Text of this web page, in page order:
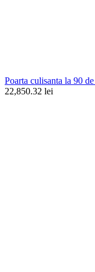
Poarta culisanta la 90
22,850.32 lei